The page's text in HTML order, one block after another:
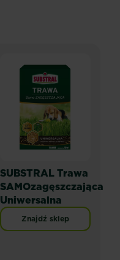
SUBSTRAL Trawa
SAMOzagęszczająca
Uniwersalna
Znajdź sklep